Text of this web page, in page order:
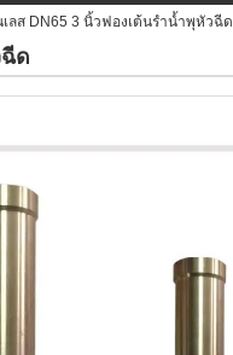
ลส DN65 3 นิ้วฟองเต้นรำน้ำพุหัวฉีด
ด